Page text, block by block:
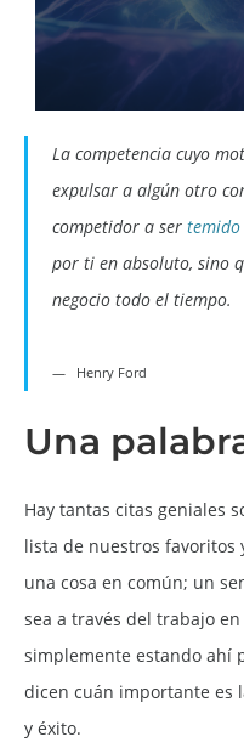
La competencia cuyo
expulsar a algún otro
competidor a ser temido
por ti en absoluto, sino
negocio todo el tiempo.
Henry Ford
Una
Hay tantas citas geniales
lista de nuestros favoritos
una cosa en común; un
sea a través del trabajo
simplemente estando ahí
dicen cuán importante es
y éxito.